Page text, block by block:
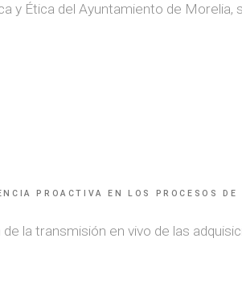
y Ética del Ayuntamiento de
PROACTIVA EN LOS PROCESOS
la transmisión en vivo de las